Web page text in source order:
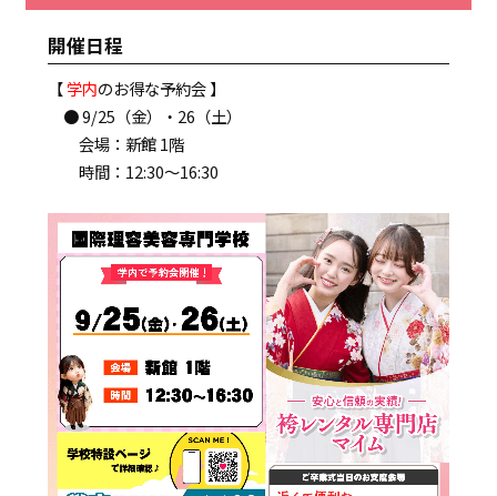
開催日程
【学内のお得な予約会 】
● 9/25（金）・26（土）
会場：新館 1階
時間：12:30～16:30